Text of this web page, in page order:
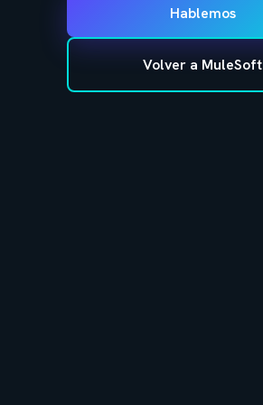
Hablemos
Volver a MuleSoft